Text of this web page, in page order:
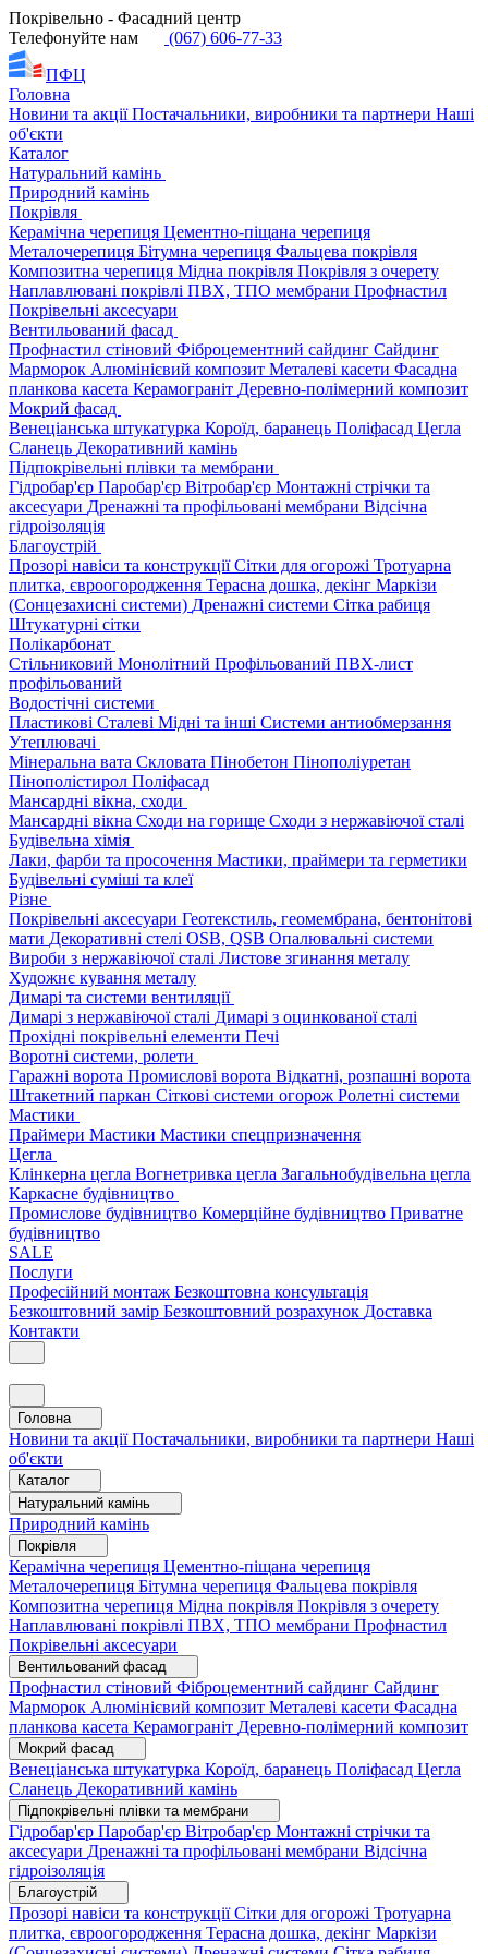
Покрівельно - Фасадний центр
Телефонуйте нам
(067) 606-77-33
ПФЦ
Головна
Новини та акціїПостачальники, виробники та партнери Наші
об'єкти
Каталог
Натуральний камінь
Природний камінь
Покрівля
Керамічна черепиця Цементно-піщана черепиця
Металочерепиця Бітумна черепиця Фальцева покрівля
Композитна черепиця Мідна покрівля Покрівля з очерету
Наплавлювані покрівлі ПВХ, ТПО мембрани Профнастил
Покрівельні аксесуари
Вентильований фасад
Профнастил стіновий Фіброцементний сайдинг Сайдинг
Марморок Алюмінієвий композит Металеві касети Фасадна
планкова касета Керамограніт Деревно-полімерний композит
Мокрий фасад
Венеціанська штукатурка Короїд, баранець Поліфасад Цегла
Сланець Декоративний камінь
Підпокрівельні плівки та мембрани
Гідробар'єр Паробар'єр Вітробар'єр Монтажні стрічки та
аксесуари Дренажні та профільовані мембрани Відсічна
гідроізоляція
Благоустрій
Прозорі навіси та конструкціїСітки для огорожі Тротуарна
плитка, євроогородження Терасна дошка, декінг Маркізи
(Сонцезахисні системи) Дренажні системи Сітка рабиця
Штукатурні сітки
Полікарбонат
Стільниковий Монолітний Профільований ПВХ-лист
профільований
Водостічні системи
Пластикові Сталеві Мідні та інші Системи антиобмерзання
Утеплювачі
Мінеральна вата Скловата Пінобетон Пінополіуретан
Пінополістирол Поліфасад
Мансардні вікна, сходи
Мансардні вікна Сходи на горище Сходи з нержавіючої сталі
Будівельна хімія
Лаки, фарби та просочення Мастики, праймери та герметики
Будівельні суміші та клеї
Різне
Покрівельні аксесуари Геотекстиль, геомембрана, бентонітові
мати Декоративні стелі OSB, QSB Опалювальні системи
Вироби з нержавіючої сталі Листове згинання металу
Художнє кування металу
Димарі та системи вентиляції
Димарі з нержавіючої сталі Димарі з оцинкованої сталі
Прохідні покрівельні елементи Печі
Воротні системи, ролети
Гаражні ворота Промислові ворота Відкатні, розпашні ворота
Штакетний паркан Сіткові системи огорож Ролетні системи
Мастики
Праймери Мастики Мастики спецпризначення
Цегла
Клінкерна цегла Вогнетривка цегла Загальнобудівельна цегла
Каркасне будівництво
Промислове будівництво Комерційне будівництво Приватне
будівництво
SALE
Послуги
Професійний монтаж Безкоштовна консультація
Безкоштовний замір Безкоштовний розрахунок Доставка
Контакти
Головна
Новини та акціїПостачальники, виробники та партнери Наші
об'єкти
Каталог
Натуральний камінь
Природний камінь
Покрівля
Керамічна черепиця Цементно-піщана черепиця
Металочерепиця Бітумна черепиця Фальцева покрівля
Композитна черепиця Мідна покрівля Покрівля з очерету
Наплавлювані покрівлі ПВХ, ТПО мембрани Профнастил
Покрівельні аксесуари
Вентильований фасад
Профнастил стіновий Фіброцементний сайдинг Сайдинг
Марморок Алюмінієвий композит Металеві касети Фасадна
планкова касета Керамограніт Деревно-полімерний композит
Мокрий фасад
Венеціанська штукатурка Короїд, баранець Поліфасад Цегла
Сланець Декоративний камінь
Підпокрівельні плівки та мембрани
Гідробар'єр Паробар'єр Вітробар'єр Монтажні стрічки та
аксесуари Дренажні та профільовані мембрани Відсічна
гідроізоляція
Благоустрій
Прозорі навіси та конструкціїСітки для огорожі Тротуарна
плитка, євроогородження Терасна дошка, декінг Маркізи